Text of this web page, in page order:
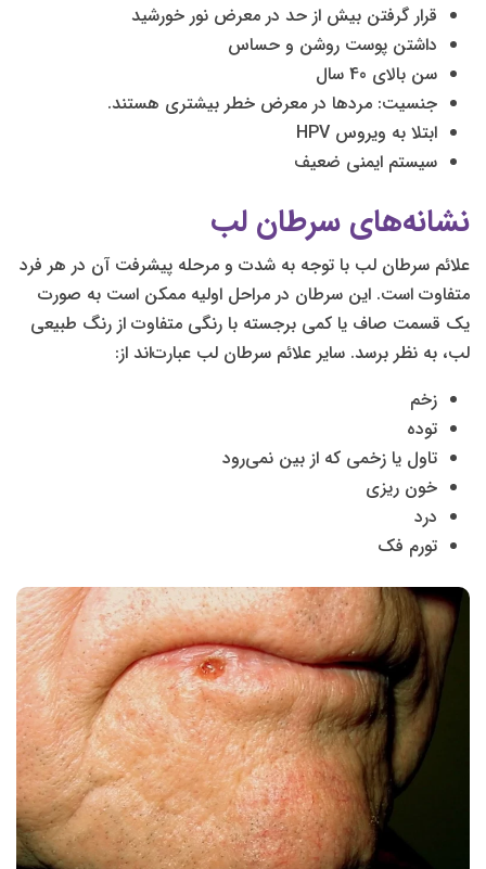
قرار گرفتن بیش از حد در معرض نور خورشید
داشتن پوست روشن و حساس
سن بالای 40 سال
جنسیت: مردها در معرض خطر بیشتری هستند.
ابتلا به ویروس HPV
سیستم ایمنی ضعیف
نشانه‌های سرطان لب
علائم سرطان لب با توجه به شدت و مرحله پیشرفت آن در هر فرد
متفاوت است. این سرطان در مراحل اولیه ممکن است به صورت
یک قسمت صاف یا کمی برجسته با رنگی متفاوت از رنگ طبیعی
لب، به نظر برسد. سایر علائم سرطان لب عبارت‌اند از:
زخم
توده
تاول یا زخمی که از بین نمی‌رود
خون ریزی
درد
تورم فک